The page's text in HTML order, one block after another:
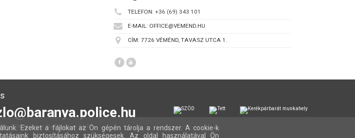
TELEFON: +36 (69) 343 101
E-MAIL: OFFICE@VEMEND.HU
CÍM: 7726 VÉMÉND, TAVASZ UTCA 1.
7700 Mohács, Budapesti út 14/B
Ezeket a fájlokat az Ön gépén tárolja a rendszer. A cookie-k
biztosításához szükségesek. Az oldal használatával Ön